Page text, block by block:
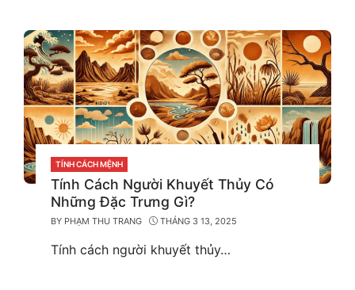
CATEGORIES
TÍNH CÁCH MỆNH
Tính Cách Người Khuyết Thủy Có
Những Đặc Trưng Gì?
BY PHẠM THU TRANG THÁNG 3 13, 2025
Tính cách người khuyết thủy…